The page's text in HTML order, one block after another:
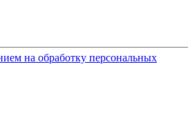
на обработку персональных